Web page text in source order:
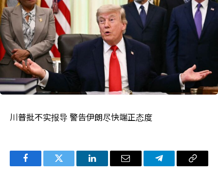
川普批不实报导 警告伊朗尽快端正态度
FacebookTwitter LinkedIn电
Telegram复